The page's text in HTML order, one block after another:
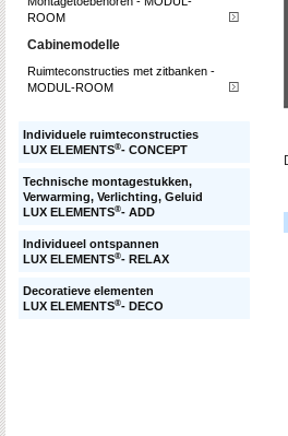
ROOM
Cabinemodelle
Ruimteconstructies met zitbanken -
MODUL-ROOM
Individuele ruimteconstructies
LUX ELEMENTS®- CONCEPT
Technische montagestukken,
Verwarming, Verlichting, Geluid
LUX ELEMENTS®- ADD
Individueel ontspannen
LUX ELEMENTS®- RELAX
Decoratieve elementen
LUX ELEMENTS®- DECO